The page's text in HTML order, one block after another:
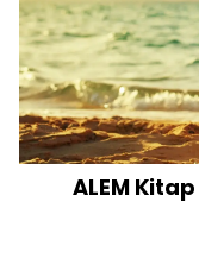
ALEM